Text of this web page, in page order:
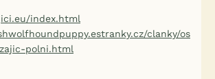
index.html
clanky/os
polni.html